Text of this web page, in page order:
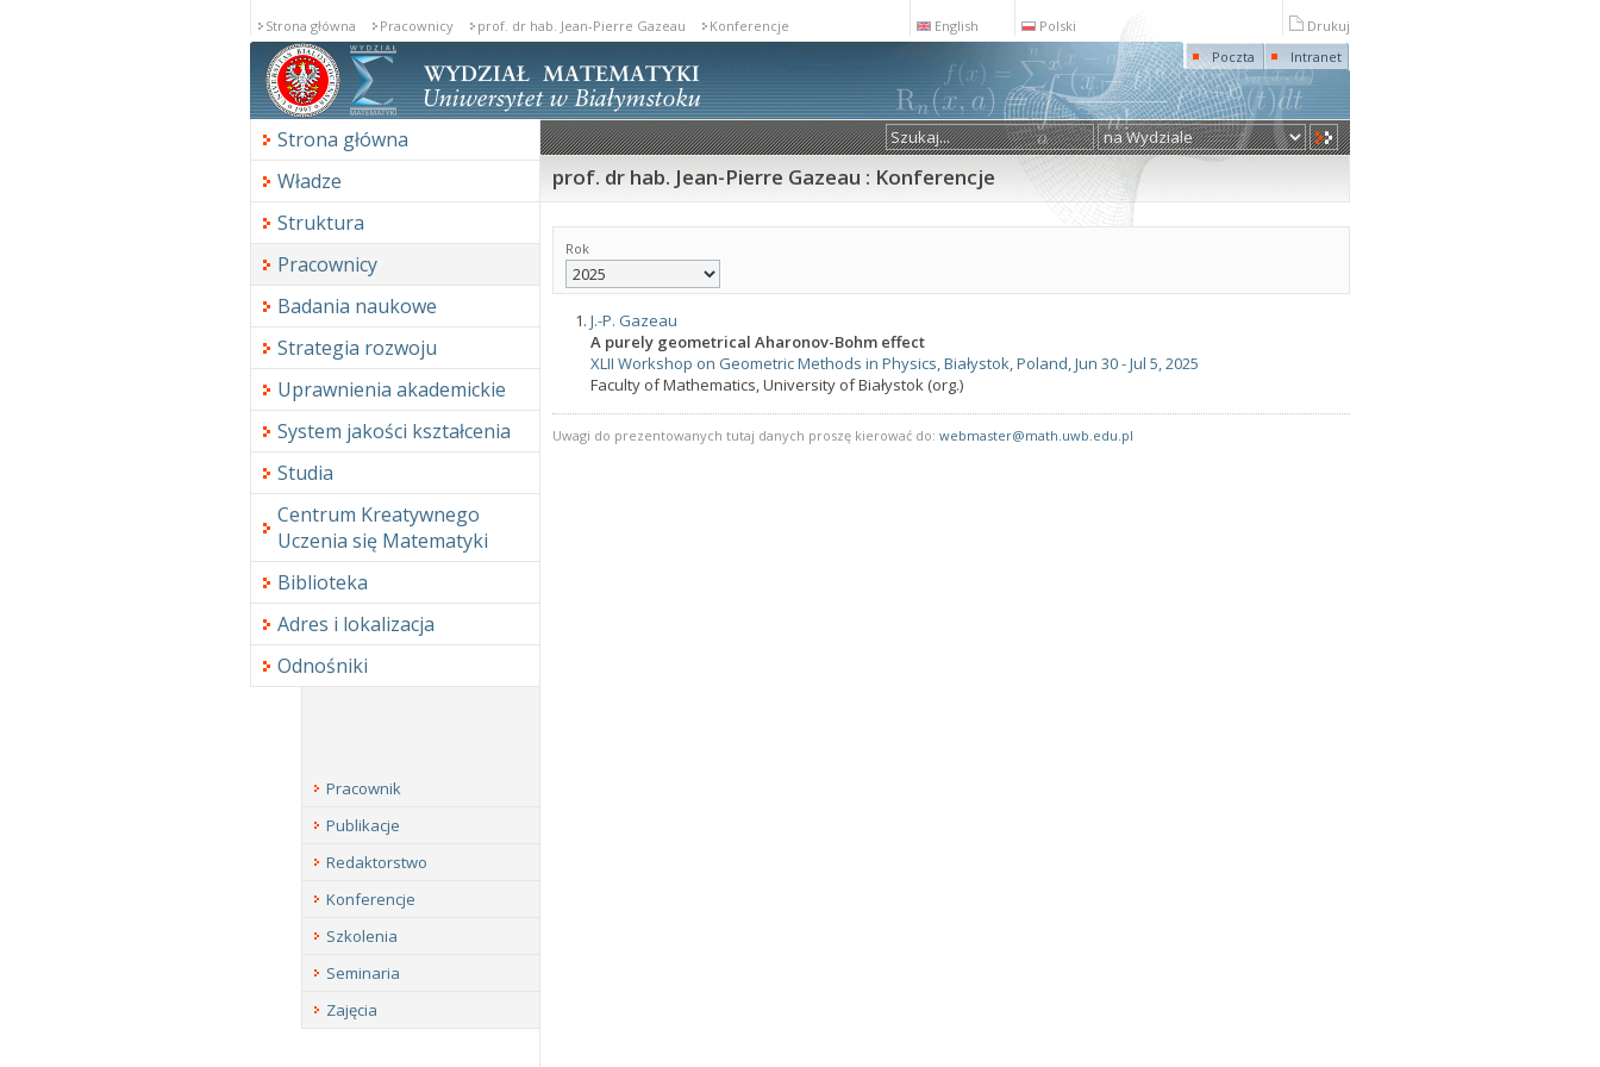
Strona główna Pracownicy prof. dr hab. Jean-Pierre Gazeau Konferencje English Polski
Drukuj
Poczta
Intranet
Strona główna
Władze
Struktura
Pracownicy
Badania naukowe
Strategia rozwoju
Uprawnienia akademickie
System jakości kształcenia
Studia
Centrum Kreatywnego
Uczenia się Matematyki
Biblioteka
Adres i lokalizacja
Odnośniki
prof. dr hab. Jean-Pierre Gazeau : Konferencje
Rok
J.-P. Gazeau
A purely geometrical Aharonov-Bohm effect
XLII Workshop on Geometric Methods in Physics, Białystok, Poland, Jun 30 - Jul 5, 2025
Faculty of Mathematics, University of Białystok (org.)
Uwagi do prezentowanych tutaj danych proszę kierować do: webmaster@math.uwb.edu.pl
Pracownik
Publikacje
Redaktorstwo
Konferencje
Szkolenia
Seminaria
Zajęcia